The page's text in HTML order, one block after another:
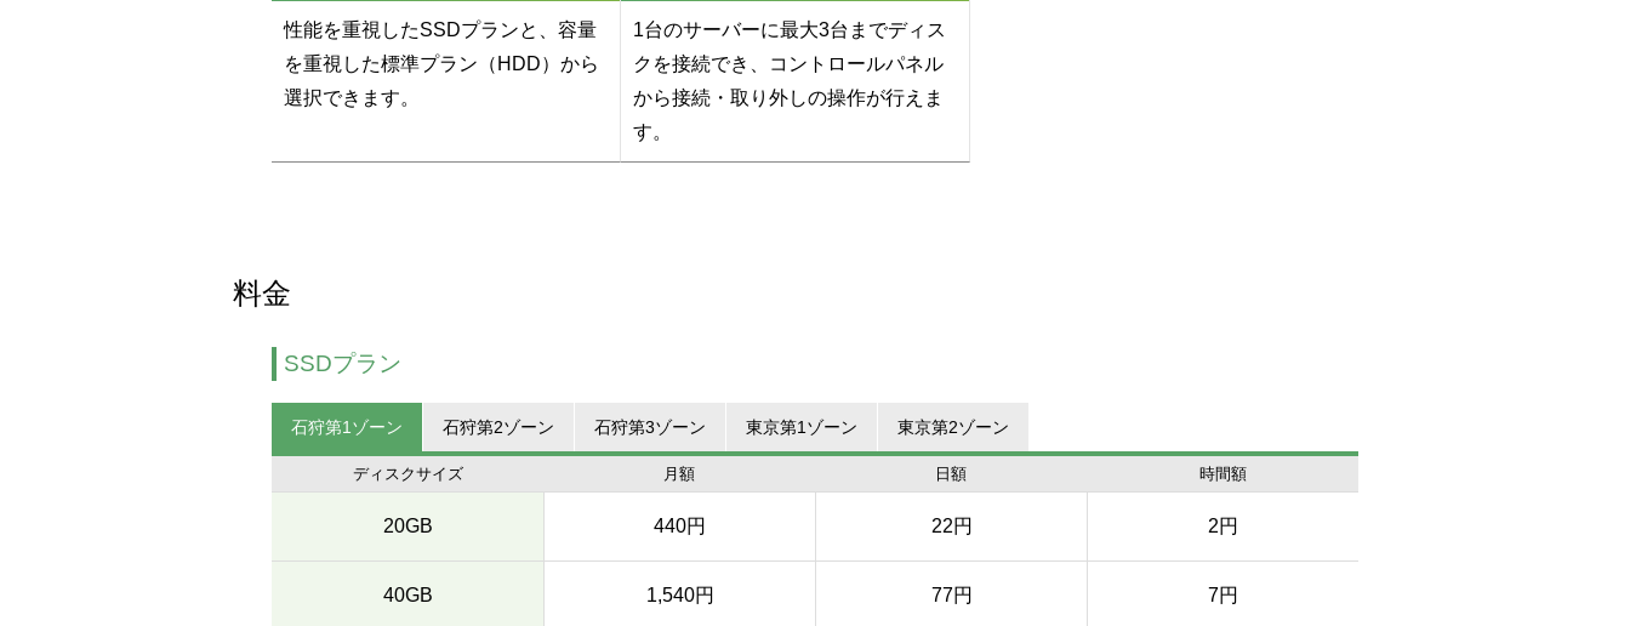
性能を重視したSSDプランと、容量
を重視した標準プラン（HDD）から
選択できます。
1台のサーバーに最大3台までディス
クを接続でき、コントロールパネル
から接続・取り外しの操作が行えま
す。
料金
SSDプラン
石狩第1ゾーン 石狩第2ゾーン 石狩第3ゾーン 東京第1ゾーン 東京第2ゾーン
ディスクサイズ 月額 日額 時間額
20GB 440円 22円 2円
40GB 1,540円 77円 7円